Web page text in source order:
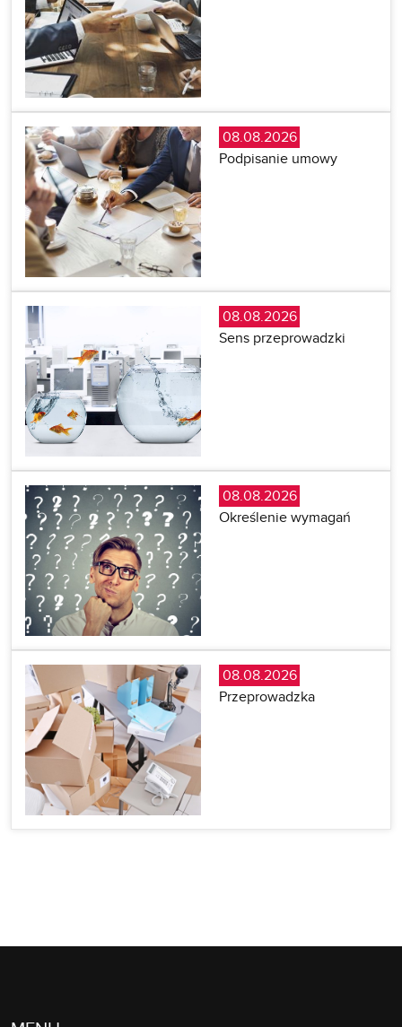
08.08.2026
Podpisanie umowy
08.08.2026
Sens przeprowadzki
08.08.2026
Określenie wymagań
08.08.2026
Przeprowadzka